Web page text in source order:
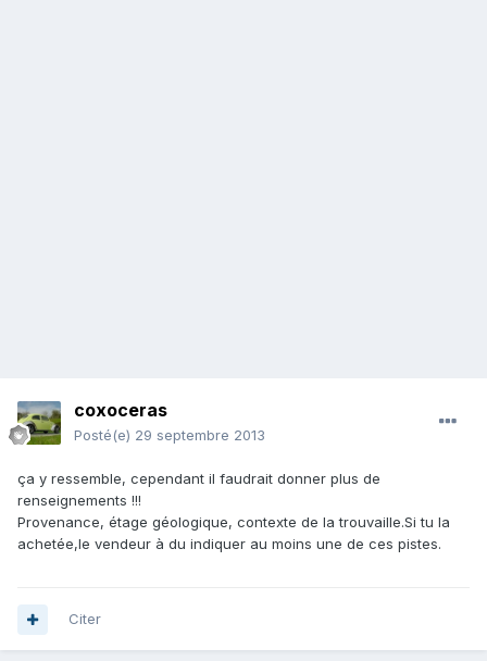
coxoceras
Posté(e) 29 septembre 2013
ça y ressemble, cependant il faudrait donner plus de
renseignements !!!
Provenance, étage géologique, contexte de la trouvaille.Si tu la
achetée,le vendeur à du indiquer au moins une de ces pistes.
Citer